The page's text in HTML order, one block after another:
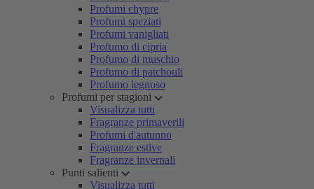
Profumi chypre
Profumi speziati
Profumi vanigliati
Profumo di cipria
Profumo di muschio
Profumo di patchouli
Profumo legnoso
Profumi per stagioni
Visualizza tutti
Fragranze primaverili
Profumi d'autunno
Fragranze estive
Fragranze invernali
Punti salienti
Visualizza tutti